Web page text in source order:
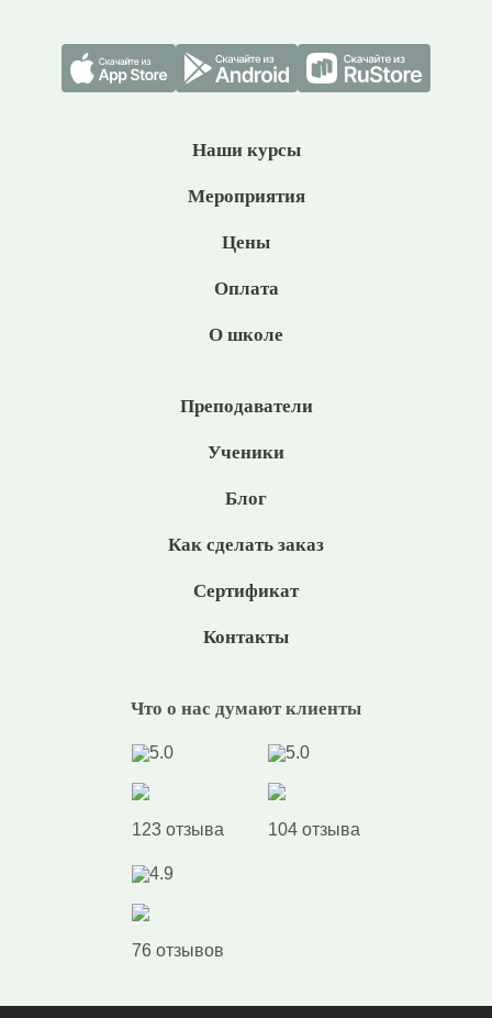
Наши курсы
Мероприятия
Цены
Оплата
О школе
Преподаватели
Ученики
Блог
Как сделать заказ
Сертификат
Контакты
Что о нас думают клиенты
5.0
123 отзыва
5.0
104 отзыва
4.9
76 отзывов